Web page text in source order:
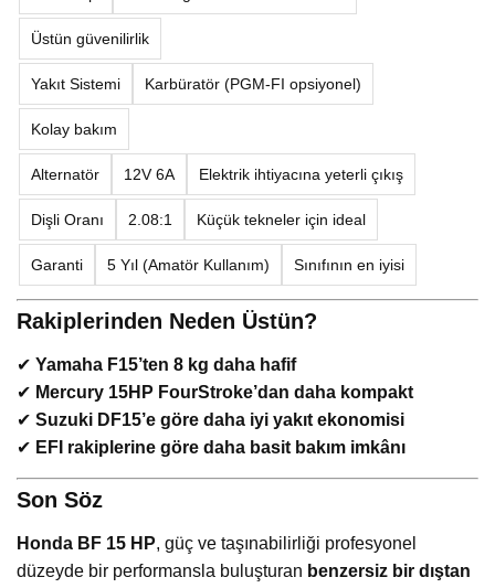
Üstün güvenilirlik
Yakıt Sistemi Karbüratör (PGM-FI opsiyonel)
Kolay bakım
Alternatör 12V 6A Elektrik ihtiyacına yeterli çıkış
Dişli Oranı 2.08:1 Küçük tekneler için ideal
Garanti 5 Yıl (Amatör Kullanım) Sınıfının en iyisi
Rakiplerinden Neden Üstün?
✔ Yamaha F15’ten 8 kg daha hafif
✔ Mercury 15HP FourStroke’dan daha kompakt
✔ Suzuki DF15’e göre daha iyi yakıt ekonomisi
✔ EFI rakiplerine göre daha basit bakım imkânı
Son Söz
Honda BF 15 HP, güç ve taşınabilirliği profesyonel
düzeyde bir performansla buluşturan benzersiz bir dıştan